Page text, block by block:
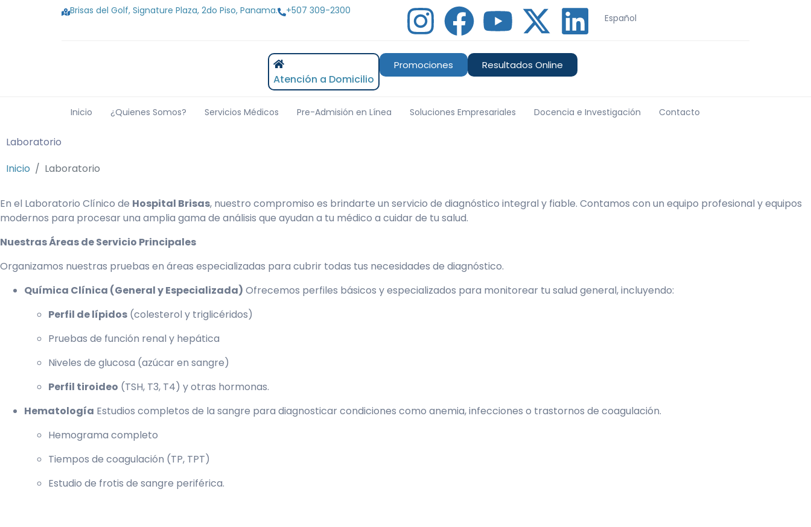
Brisas del Golf, Signature Plaza, 2do Piso, Panama. +507 309-2300
Español
Atención a Domicilio
Promociones Resultados Online
Inicio ¿Quienes Somos? Servicios Médicos Pre-Admisión en Línea Soluciones Empresariales Docencia e Investigación Contacto
Laboratorio
Inicio
Laboratorio
En el Laboratorio Clínico de Hospital Brisas, nuestro compromiso es brindarte un servicio de diagnóstico integral y fiable. Contamos con un equipo profesional y equipos
modernos para procesar una amplia gama de análisis que ayudan a tu médico a cuidar de tu salud.
Nuestras Áreas de Servicio Principales
Organizamos nuestras pruebas en áreas especializadas para cubrir todas tus necesidades de diagnóstico.
Química Clínica (General y Especializada) Ofrecemos perfiles básicos y especializados para monitorear tu salud general, incluyendo:
Perfil de lípidos (colesterol y triglicéridos)
Pruebas de función renal y hepática
Niveles de glucosa (azúcar en sangre)
Perfil tiroideo (TSH, T3, T4) y otras hormonas.
Hematología Estudios completos de la sangre para diagnosticar condiciones como anemia, infecciones o trastornos de coagulación.
Hemograma completo
Tiempos de coagulación (TP, TPT)
Estudio de frotis de sangre periférica.